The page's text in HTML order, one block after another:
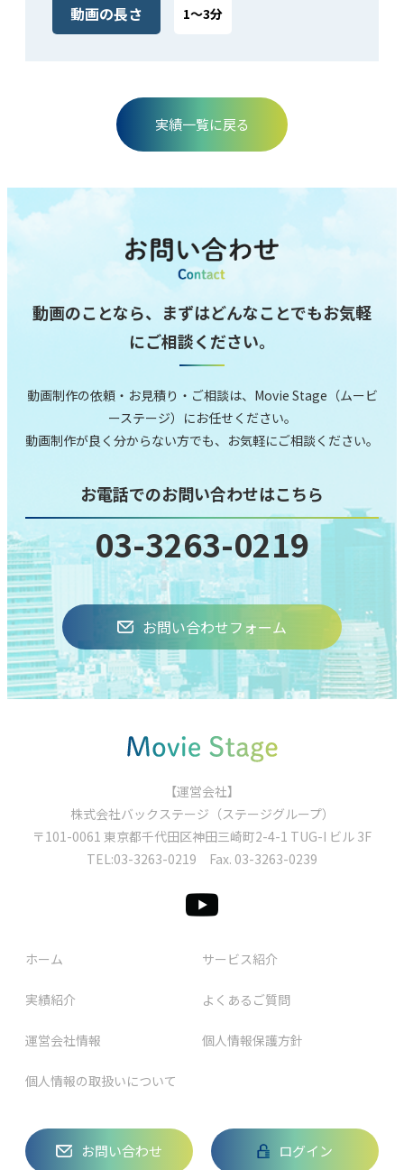
動画の⻑さ 1～3分
実績⼀覧に戻る
動画のことなら、まずはどんなことでもお気軽
にご相談ください。
動画制作の依頼‧お⾒積り‧ご相談は、Movie Stage（ムービ
ーステージ）にお任せください。
動画制作が良く分からない⽅でも、お気軽にご相談ください。
お電話でのお問い合わせはこちら
03-3263-0219
お問い合わせフォーム
【運営会社】
株式会社バックステージ（ステージグループ）
〒101-0061 東京都千代⽥区神⽥三崎町2-4-1 TUG-I ビル 3F
TEL:03-3263-0219 Fax. 03-3263-0239
ホーム サービス紹介
実績紹介 よくあるご質問
運営会社情報 個人情報保護方針
個人情報の取扱いについて
お問い合わせ ログイン